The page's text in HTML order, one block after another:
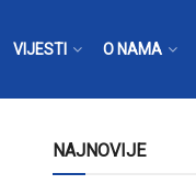
VIJESTI O NAMA
NAJNOVIJE